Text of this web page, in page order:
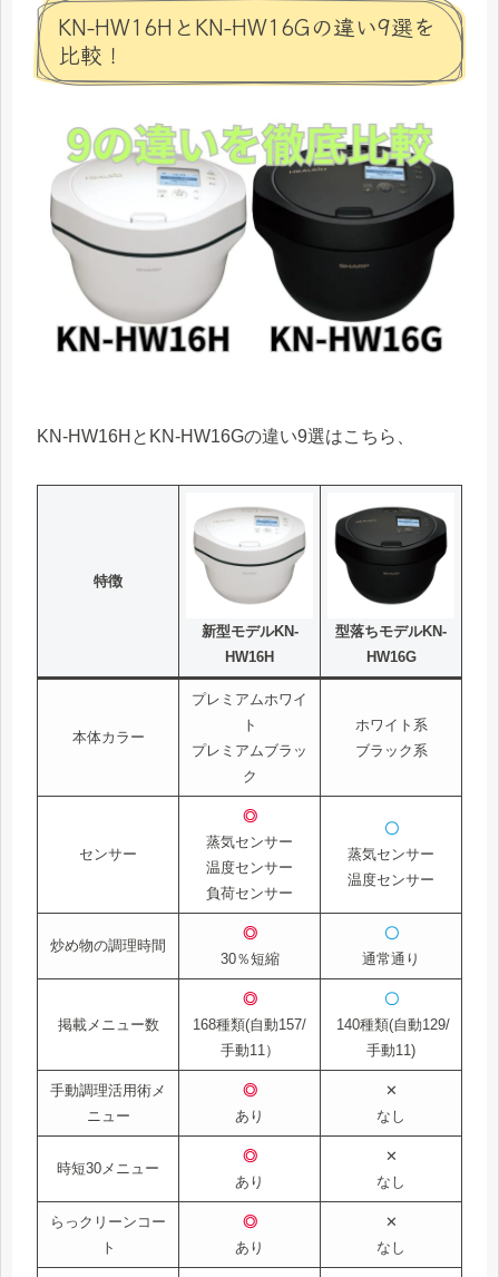
KN-HW16HとKN-HW16Gの違い9選を
比較！
KN-HW16HとKN-HW16Gの違い9選はこちら、
特徴
新型モデルKN-
HW16H
型落ちモデルKN-
HW16G
本体カラー
プレミアムホワイ
ト
プレミアムブラッ
ク
ホワイト系
ブラック系
センサー
◎
蒸気センサー
温度センサー
負荷センサー
〇
蒸気センサー
温度センサー
炒め物の調理時間
◎
30％短縮
〇
通常通り
掲載メニュー数
◎
168種類(自動157/
手動11）
〇
140種類(自動129/
手動11)
手動調理活用術メ
ニュー
◎
あり
✕
なし
時短30メニュー
◎
あり
✕
なし
らっクリーンコー
ト
◎
あり
✕
なし